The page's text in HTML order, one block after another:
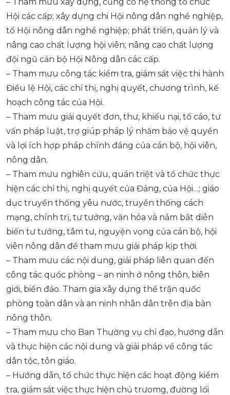
Hội các cấp; xây dựng chi Hội nông dân nghề nghiệp,
tổ Hội nông dân nghề nghiệp; phát triển, quản lý và
nâng cao chất lượng hội viên; nâng cao chất lượng
đội ngũ cản bộ Hội Nông dân các cấp.
– Tham mưu công tác kiểm tra, giám sát việc thi hành
Điều lệ Hội, các chỉ thị, nghị quyết, chương trình, kế
hoạch công tác của Hội.
– Tham mưu giải quyết đơn, thư, khiếu nại, tố cáo, tư
vấn pháp luật, trợ giúp pháp lý nhăm bảo vệ quyền
và lợi ích hợp pháp chính đáng của cán bộ, hội viên,
nông dân.
– Tham mưu nghiên cứu, quán triệt và tổ chức thực
hiện các chỉ thị, nghị quyết của Đảng, của Hội…; giáo
dục truyền thống yêu nước, truyền thống cách
mạng, chính trị, tư tưởng, văn hóa và nắm bắt diễn
biến tư tưởng, tâm tư, nguyện vọng của cán bộ, hội
viên nông dân để tham mưu giải pháp kịp thời.
– Tham mưu các nội dung, giải pháp liên quan đến
công tác quốc phòng – an ninh ở nông thôn, biên
giới, biển đảo. Tham gia xây dựng thể trận quốc
phòng toàn dân và an ninh nhân dân trên địa bàn
nông thôn.
– Tham mưu cho Ban Thường vụ chỉ đạo, hướng dẫn
và thực hiện các nội dung và giải pháp về công tác
dân tộc, tôn giáo.
– Hướng dẫn, tổ chức thực hiện các hoạt động kiểm
tra, giám sát việc thực hiện chủ trưomg, đường lối